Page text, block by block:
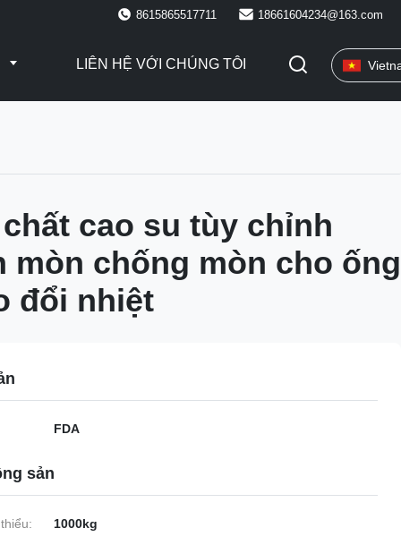
8615865517711 18661604234@163.com
LIÊN HỆ VỚI CHÚNG TÔI
cao su tùy chỉnh
mòn chống mòn cho ống
đổi nhiệt
FDA
sản
1000kg